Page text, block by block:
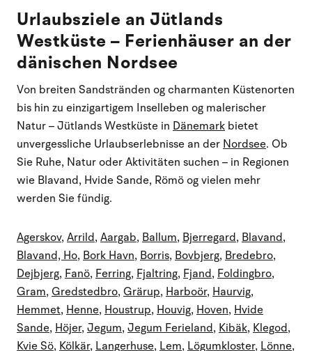
Urlaubsziele an Jütlands
Westküste – Ferienhäuser an der
dänischen Nordsee
Von breiten Sandstränden og charmanten Küstenorten
bis hin zu einzigartigem Inselleben og malerischer
Natur – Jütlands Westküste in Dänemark bietet
unvergessliche Urlaubserlebnisse an der Nordsee. Ob
Sie Ruhe, Natur oder Aktivitäten suchen – in Regionen
wie Blavand, Hvide Sande, Römö og vielen mehr
werden Sie fündig.
Agerskov,Arrild,Aargab, Ballum, Bjerregard, Blavand,
Blavand, Ho, Bork Havn, Borris, Bovbjerg, Bredebro,
Dejbjerg, Fanö, Ferring, Fjaltring, Fjand, Foldingbro,
Gram, Gredstedbro, Grärup, Harboör, Haurvig,
Hemmet, Henne, Houstrup, Houvig, Hoven, Hvide
Sande, Höjer,Jegum,Jegum Ferieland, Kibäk, Klegod,
Kvie Sö, Kölkär, Langerhuse, Lem, Lögumkloster, Lönne,